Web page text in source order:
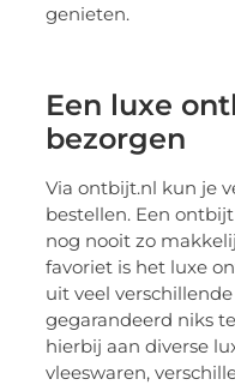
genieten.
Een luxe
bezorgen
Via ontbijt.nl kun je
bestellen. Een
nog nooit zo
favoriet is het luxe
uit veel
gegarandeerd niks
hierbij aan diverse
vleeswaren,